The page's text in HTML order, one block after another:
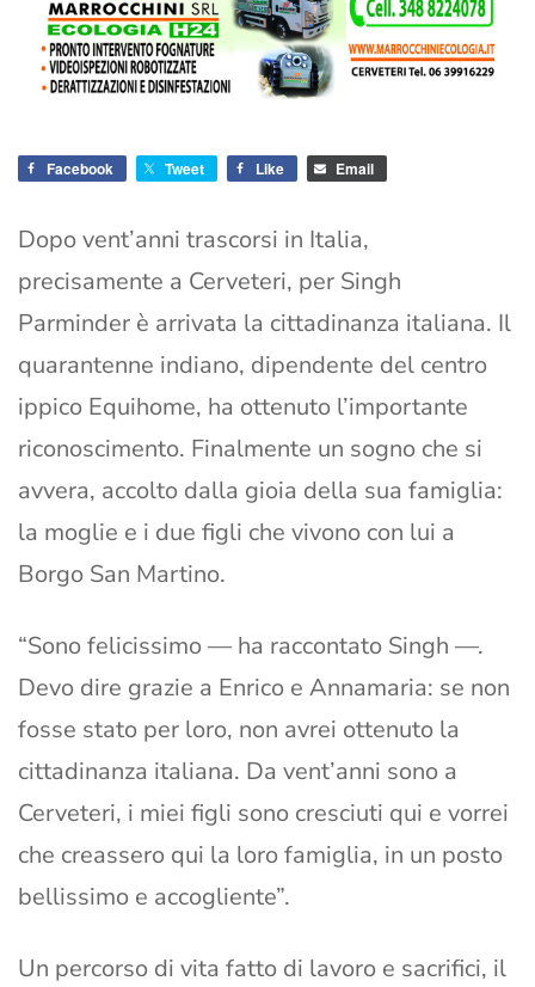
Facebook Tweet Like Email
Dopo vent’anni trascorsi in Italia,
precisamente a Cerveteri, per Singh
Parminder è arrivata la cittadinanza italiana. Il
quarantenne indiano, dipendente del centro
ippico Equihome, ha ottenuto l’importante
riconoscimento. Finalmente un sogno che si
avvera, accolto dalla gioia della sua famiglia:
la moglie e i due figli che vivono con lui a
Borgo San Martino.
“Sono felicissimo — ha raccontato Singh —.
Devo dire grazie a Enrico e Annamaria: se non
fosse stato per loro, non avrei ottenuto la
cittadinanza italiana. Da vent’anni sono a
Cerveteri, i miei figli sono cresciuti qui e vorrei
che creassero qui la loro famiglia, in un posto
bellissimo e accogliente”.
Un percorso di vita fatto di lavoro e sacrifici, il